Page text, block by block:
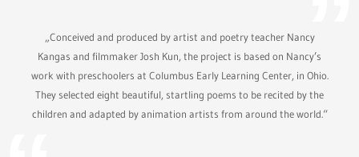
„Conceived and produced by artist and poetry teacher Nancy
Kangas and filmmaker Josh Kun, the project is based on Nancy’s
work with preschoolers at Columbus Early Learning Center, in Ohio.
They selected eight beautiful, startling poems to be recited by the
children and adapted by animation artists from around the world.“